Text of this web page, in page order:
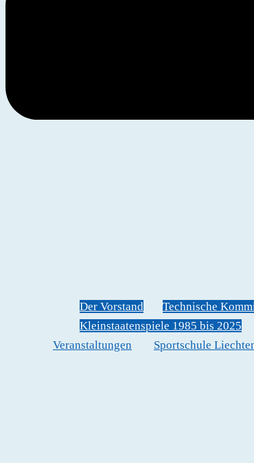
Der Vorstand
Technische
Kleinstaatenspiele 1985 bis 2025
Veranstaltungen
Sportschule